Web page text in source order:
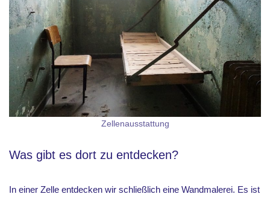
Zellenausstattung
Was gibt es dort zu entdecken?
In einer Zelle entdecken wir schließlich eine Wandmalerei. Es ist